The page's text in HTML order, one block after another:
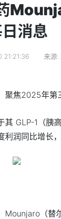
消息
21:21:36 来源:
聚焦2025年第
其 GLP-1（胰
利润同比增长
Mounjaro（替